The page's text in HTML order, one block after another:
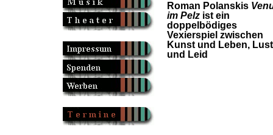
Roman Polanskis
im Pelzist ein
doppelbödiges
Vexierspiel zwischen
Kunst und Leben, Lust
und Leid